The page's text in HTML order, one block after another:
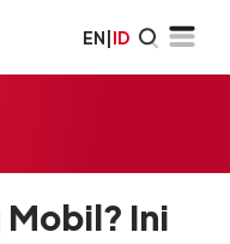
EN|ID
Ini